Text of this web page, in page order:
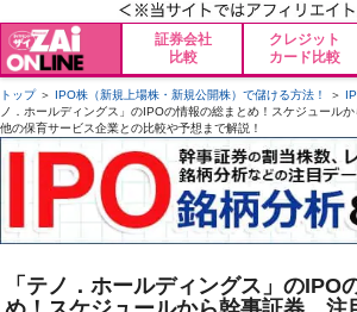
証券会社
比較
クレジット
カード比較
トップ＞ IPO株（新規上場株・新規公開株）で儲ける方法！ ＞
ノ．ホールディングス」のIPOの情報の総まとめ！スケジュールか
他の保育サービス企業との比較や予想まで解説！
「テノ．ホールディングス」のIPO